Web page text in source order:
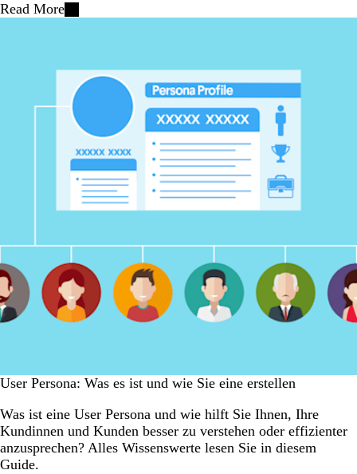
Read More
User Persona: Was es ist und wie Sie eine erstellen
Was ist eine User Persona und wie hilft Sie Ihnen, Ihre
Kundinnen und Kunden besser zu verstehen oder effizienter
anzusprechen? Alles Wissenswerte lesen Sie in diesem
Guide.